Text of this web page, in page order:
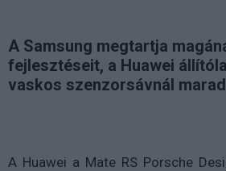
A Samsung megtartja
fejlesztéseit, a Huawei
vaskos szenzorsávnál
A Huawei a Mate RS Porsche